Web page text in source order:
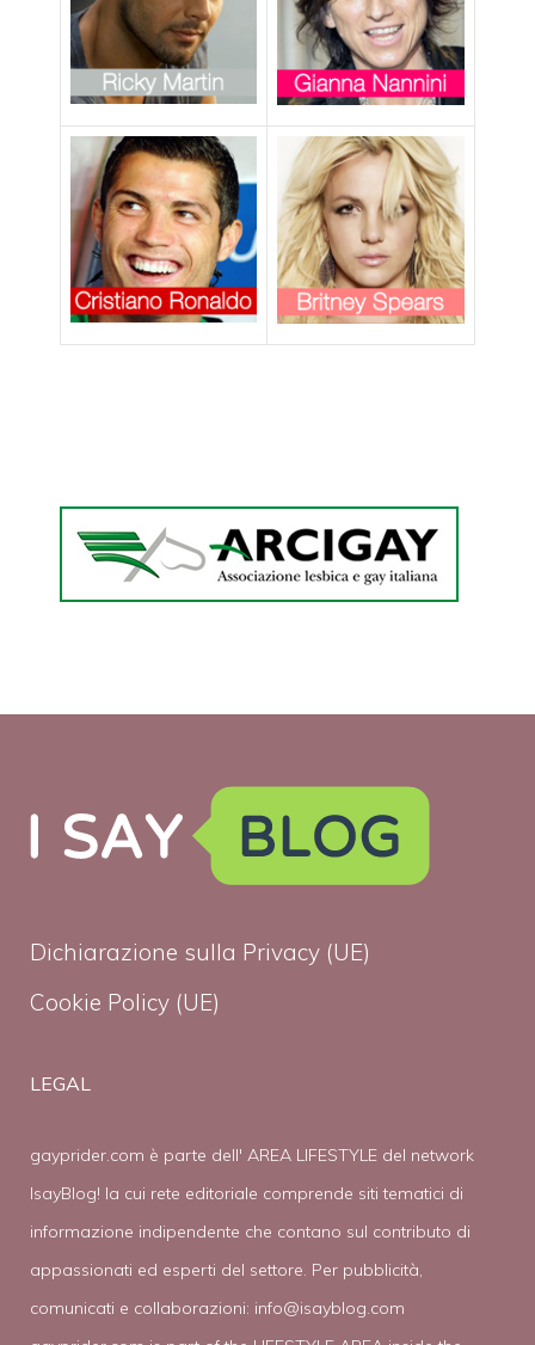
Dichiarazione sulla Privacy (UE)
Cookie Policy (UE)
LEGAL
gayprider.com è parte dell' AREA LIFESTYLE del network
IsayBlog! la cui rete editoriale comprende siti tematici di
informazione indipendente che contano sul contributo di
appassionati ed esperti del settore. Per pubblicità,
comunicati e collaborazioni: info@isayblog.com